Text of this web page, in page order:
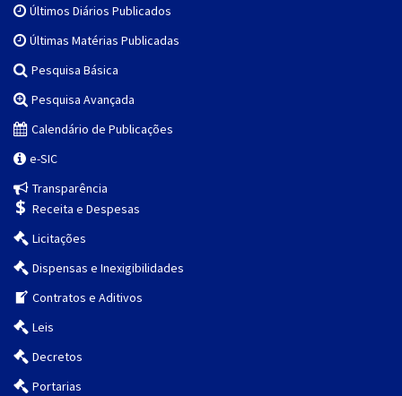
Últimos Diários Publicados
Últimas Matérias Publicadas
Pesquisa Básica
Pesquisa Avançada
Calendário de Publicações
e-SIC
Transparência
Receita e Despesas
Licitações
Dispensas e Inexigibilidades
Contratos e Aditivos
Leis
Decretos
Portarias